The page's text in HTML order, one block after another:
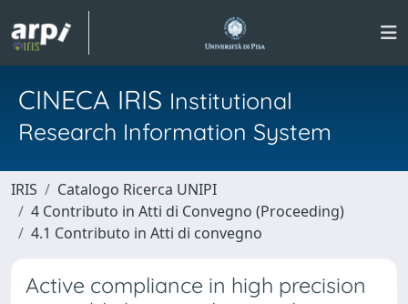
CINECA IRIS Institutional
Research Information System
IRIS
Catalogo Ricerca UNIPI
4 Contributo in Atti di Convegno (Proceeding)
4.1 Contributo in Atti di convegno
Active compliance in high precision